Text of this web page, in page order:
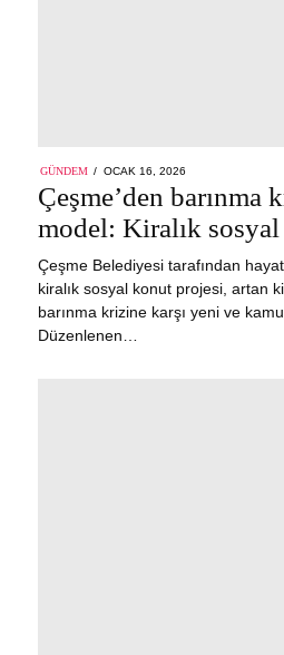
GÜNDEM
POSTED
ON
OCAK 16, 2026
2026
Çeşme’den barınma
model: Kiralık
Çeşme Belediyesi tarafından
kiralık sosyal konut projesi, artan
barınma krizine karşı yeni ve
Düzenlenen…